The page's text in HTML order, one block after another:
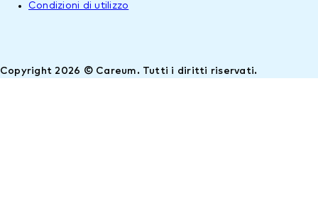
Copyright 2026 © Careum. Tutti i diritti riservati.
Condizioni di utilizzo